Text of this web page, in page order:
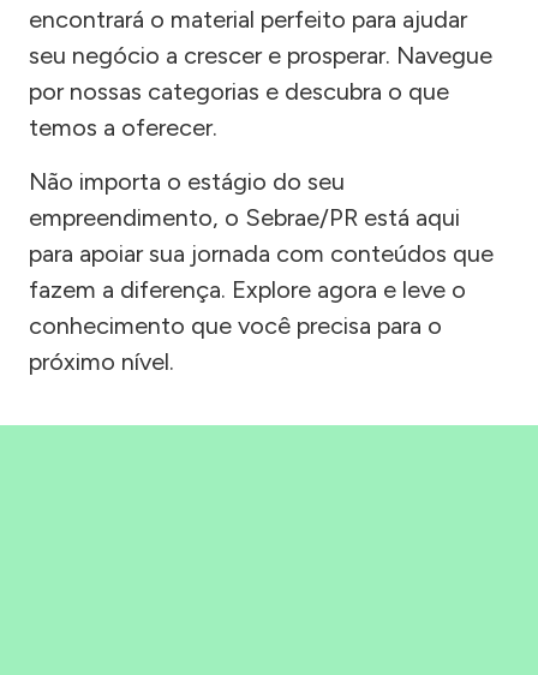
encontrará o material perfeito para ajudar
seu negócio a crescer e prosperar. Navegue
por nossas categorias e descubra o que
temos a oferecer.
Não importa o estágio do seu
empreendimento, o Sebrae/PR está aqui
para apoiar sua jornada com conteúdos que
fazem a diferença. Explore agora e leve o
conhecimento que você precisa para o
próximo nível.